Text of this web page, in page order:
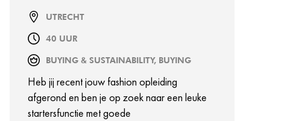
UTRECHT
40 UUR
BUYING & SUSTAINABILITY, BUYING
Heb jij recent jouw fashion opleiding
afgerond en ben je op zoek naar een leuke
startersfunctie met goede